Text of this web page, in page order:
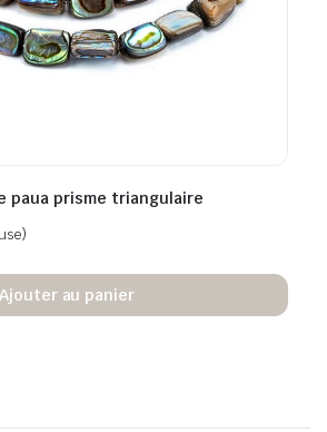
paua prisme triangulaire
Ajouter au panier